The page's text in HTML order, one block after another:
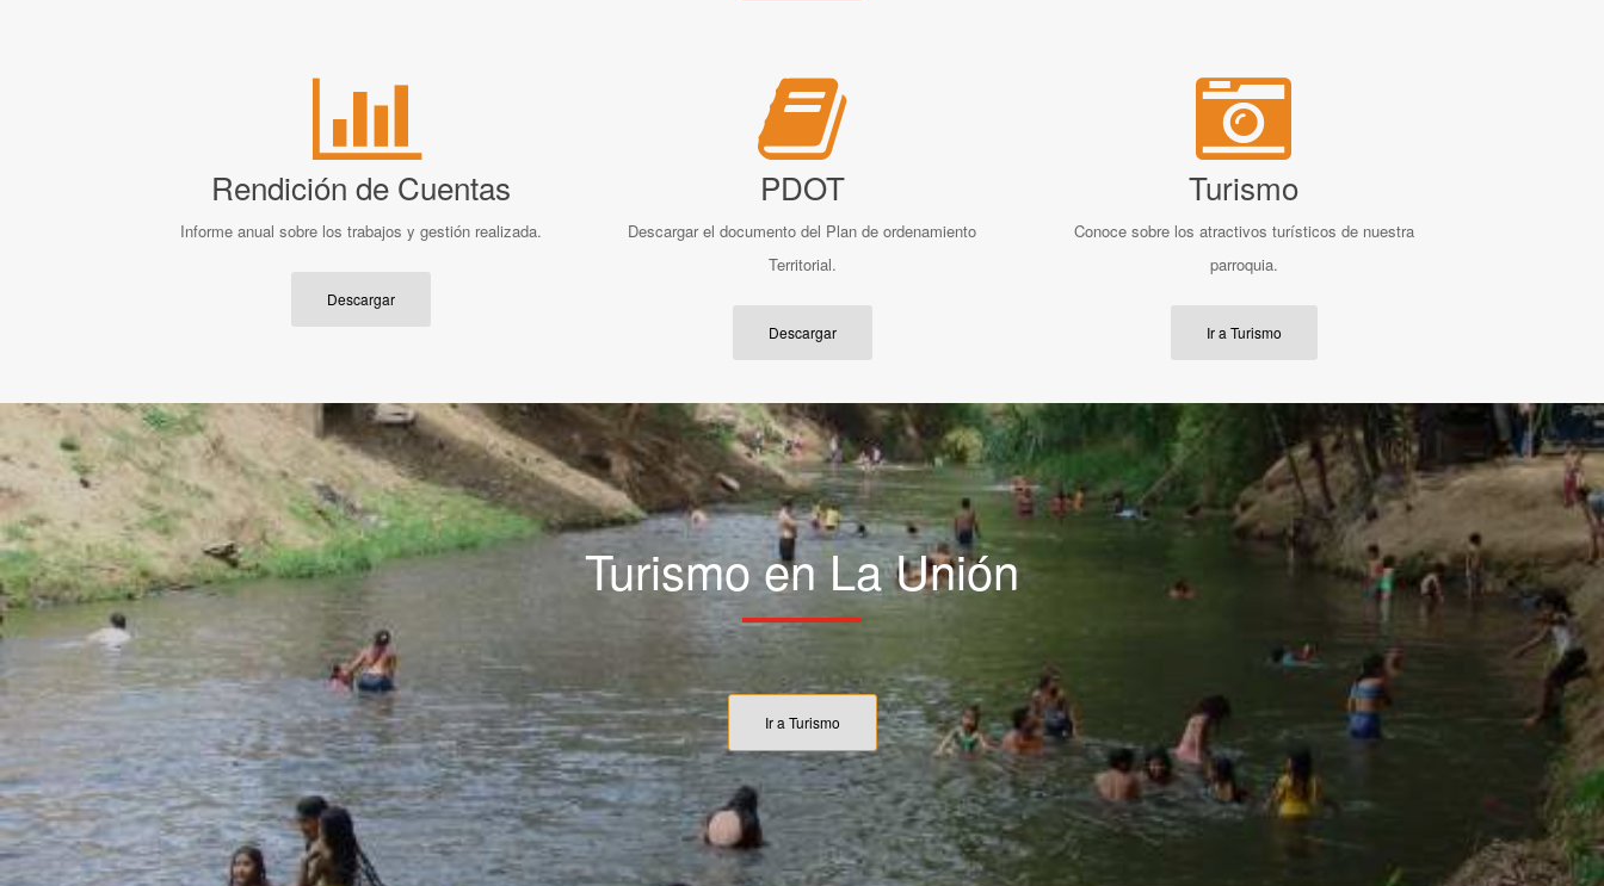
Rendición de Cuentas
Informe anual sobre los trabajos y gestión realizada.
Descargar
PDOT
Descargar el documento del Plan de ordenamiento
Territorial.
Descargar
Turismo
Conoce sobre los atractivos turísticos de nuestra
parroquia.
Ir a Turismo
Turismo en La Unión
Ir a Turismo